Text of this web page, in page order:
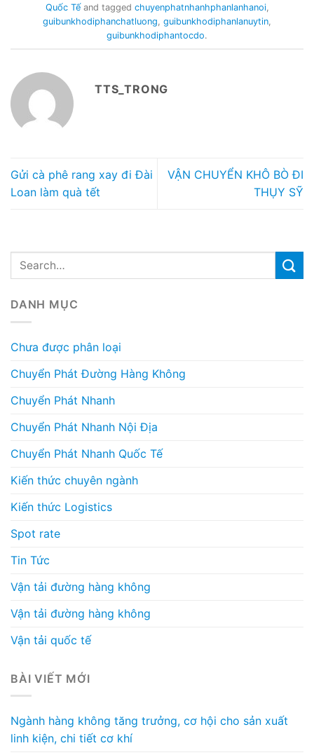
Quốc Tếand tagged chuyenphatnhanhphanlanhanoi,
guibunkhodiphanchatluong, guibunkhodiphanlanuytin,
guibunkhodiphantocdo.
TTS_TRONG
Gửi cà phê rang xay đi Đài
Loan làm quà tết
VẬN CHUYỂN KHÔ BÒ ĐI
THỤY SỸ
DANH MỤC
Chưa được phân loại
Chuyển Phát Đường Hàng Không
Chuyển Phát Nhanh
Chuyển Phát Nhanh Nội Địa
Chuyển Phát Nhanh Quốc Tế
Kiến thức chuyên ngành
Kiến thức Logistics
Spot rate
Tin Tức
Vận tải đường hàng không
Vận tải đường hàng không
Vận tải quốc tế
BÀI VIẾT MỚI
Ngành hàng không tăng trưởng, cơ hội cho sản xuất
linh kiện, chi tiết cơ khí